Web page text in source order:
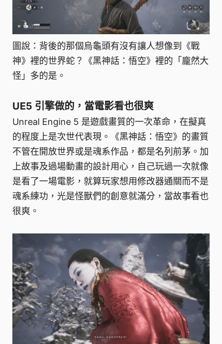
圖說：背後的那個烏龜頭有沒有讓人想像到《戰
神》裡的世界蛇？《黑神話：悟空》裡的「龐然大
怪」多的是。
UE5 引擎做的，當電影看也很爽
Unreal Engine 5 是遊戲畫質的一次革命，在擬真
的程度上是次世代表現。《黑神話：悟空》的畫質
不管在開放世界或是魂系作品，都是名列前茅。加
上故事及過場動畫的設計用心，自己玩過一次就像
是看了一場電影，就算玩家想用修改器通關而不是
魂系練功，光是怪獸們的創意就滿分，當故事看也
很爽。